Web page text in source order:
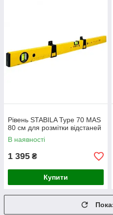
Рівень STABILA Type 70 MAS
80 см для розмітки відстаней
В наявності
1 395 ₴
Купити